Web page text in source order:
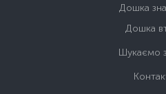
Дошка
Дошка
Шукаємо